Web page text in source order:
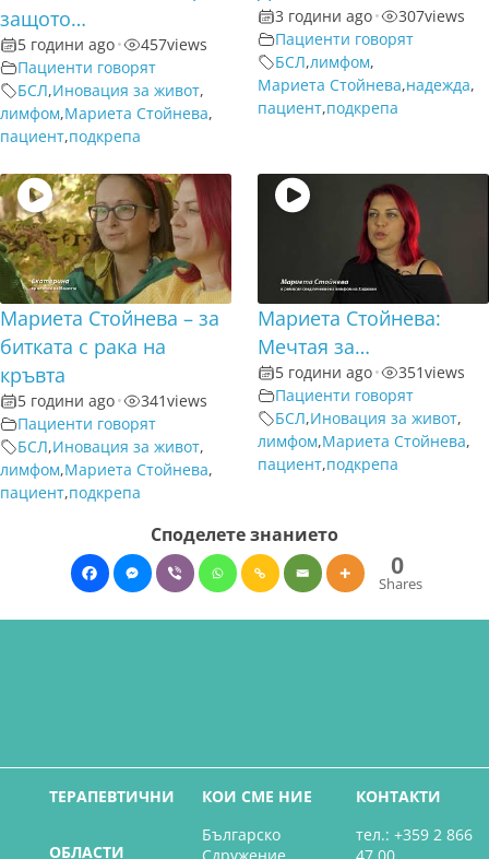
защото…
5 години ago• 457views
Пациенти говорят
БСЛ,Иновация за живот,
лимфом,Мариета Стойнева,
пациент,подкрепа
3 години ago• 307views
Пациенти говорят
БСЛ,лимфом,
Мариета Стойнева,надежда,
пациент,подкрепа
Мариета Стойнева – за
битката с рака на
кръвта
5 години ago• 341views
Пациенти говорят
БСЛ,Иновация за живот,
лимфом,Мариета Стойнева,
пациент,подкрепа
Мариета Стойнева:
Мечтая за…
5 години ago• 351views
Пациенти говорят
БСЛ,Иновация за живот,
лимфом,Мариета Стойнева,
пациент,подкрепа
Споделете знанието
0
Shares
ТЕРАПЕВТИЧНИ
ОБЛАСТИ
КОИ СМЕ НИЕ
Българско
КОНТАКТИ
тел.: +359 2 866